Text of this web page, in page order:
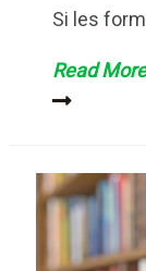
Si les
Fichier
cbr
cbz :
ce
Read More